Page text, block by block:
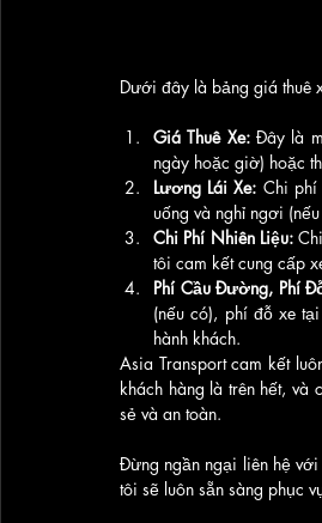
Dưới đây là bảng giá thuê
Giá Thuê Xe: Đây là
ngày hoặc giờ) hoặc
Lương Lái Xe: Chi
uống và nghỉ ngơi
Chi Phí Nhiên Liệu: Chi
tôi cam kết cung cấp
Phí Cầu Đường, Phí
(nếu có), phí đỗ xe
hành khách.
Asia Transport cam kết
khách hàng là trên hết,
sẻ và an toàn.
Đừng ngần ngại liên hệ với
tôi sẽ luôn sẵn sàng phục